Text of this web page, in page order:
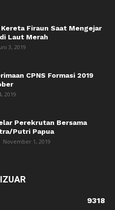
Firaun Saat Mengejar
Laut Merah
3, 2019
CPNS Formasi 2019
2019
Perekrutan Bersama
Putri Papua
November 1, 2019
9318